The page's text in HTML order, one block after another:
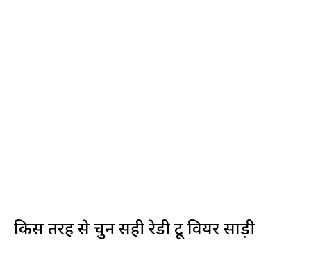
किस तरह से चुनें सही रेडी टू वियर साड़ी